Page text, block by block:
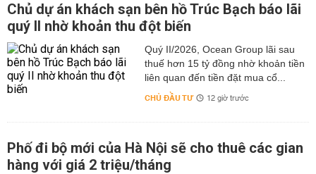
Chủ dự án khách sạn bên hồ Trúc Bạch báo lãi
quý II nhờ khoản thu đột biến
Quý II/2026, Ocean Group lãi sau
thuế hơn 15 tỷ đồng nhờ khoản tiền
liên quan đến tiền đặt mua cổ...
CHỦ ĐẦU TƯ 12 giờ trước
Phố đi bộ mới của Hà Nội sẽ cho thuê các gian
hàng với giá 2 triệu/tháng